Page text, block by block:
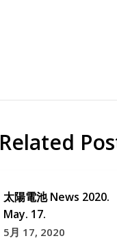
Related
太陽電池 News 2020.
May. 17.
5月 17, 2020